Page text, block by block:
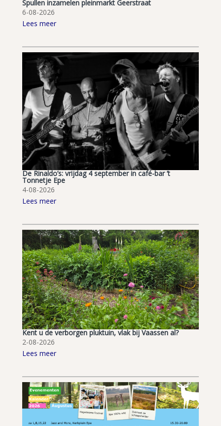
Spullen inzamelen pleinmarkt Geerstraat
6-08-2026
Lees meer
De Rinaldo’s: vrijdag 4 september in café-bar ’t
Tonnetje Epe
4-08-2026
Lees meer
Kent u de verborgen pluktuin, vlak bij Vaassen al?
2-08-2026
Lees meer